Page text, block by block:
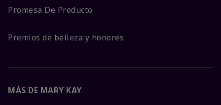
Promesa De Producto
Premios de belleza y honores
MÁS DE MARY KAY